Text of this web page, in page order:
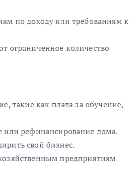
по доходу или требованиям к
ограниченное количество
такие как плата за обучение,
рефинансирование дома.
свой бизнес.
предприятиям